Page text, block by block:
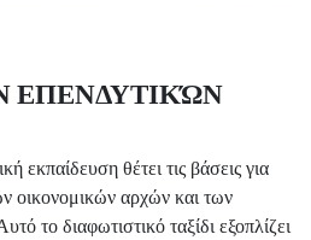
ΕΠΕΝΔΥΤΙΚΏΝ
εκπαίδευση θέτει τις βάσεις για
οικονομικών αρχών και των
το διαφωτιστικό ταξίδι εξοπλίζει